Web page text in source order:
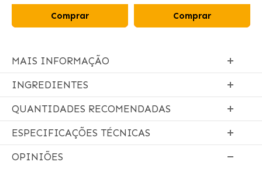
Comprar Comprar
MAIS INFORMAÇÃO
INGREDIENTES
QUANTIDADES RECOMENDADAS
ESPECIFICAÇÕES TÉCNICAS
OPINIÕES